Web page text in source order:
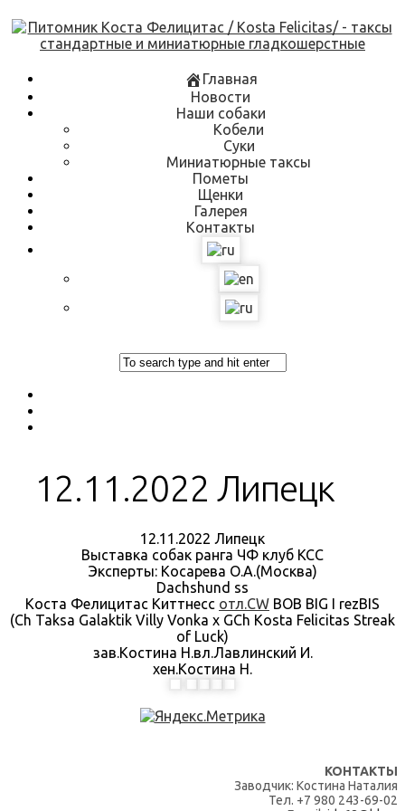
Skip
to
content
Главная
Новости
Наши собаки
Кобели
Суки
Миниатюрные таксы
Пометы
Щенки
Галерея
Контакты
12.11.2022 Липецк
12.11.2022 Липецк
Выставка собак ранга ЧФ клуб КСС
Эксперты: Косарева О.А.(Москва)
Dachshund ss
Коста Фелицитас Киттнесс отл.CW BOB BIG I rezBIS
(Ch Taksa Galaktik Villy Vonka х GCh Kosta Felicitas Streak
of Luck)
зав.Костина Н.вл.Лавлинский И.
хен.Костина Н.
КОНТАКТЫ
Заводчик: Костина Наталия
Тел. +7 980 243-69-02